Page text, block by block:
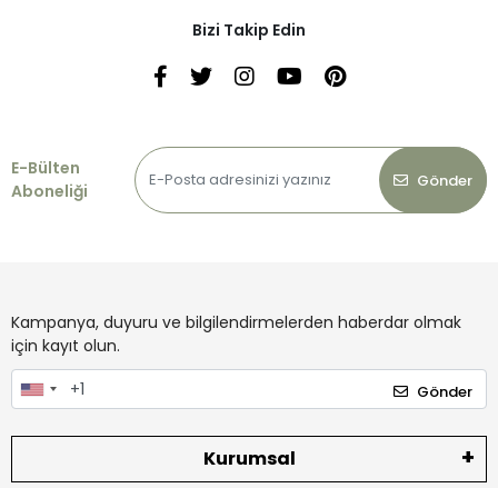
Bizi Takip Edin
E-Bülten
Aboneliği
Gönder
Kampanya, duyuru ve bilgilendirmelerden haberdar olmak
için kayıt olun.
Gönder
Kurumsal